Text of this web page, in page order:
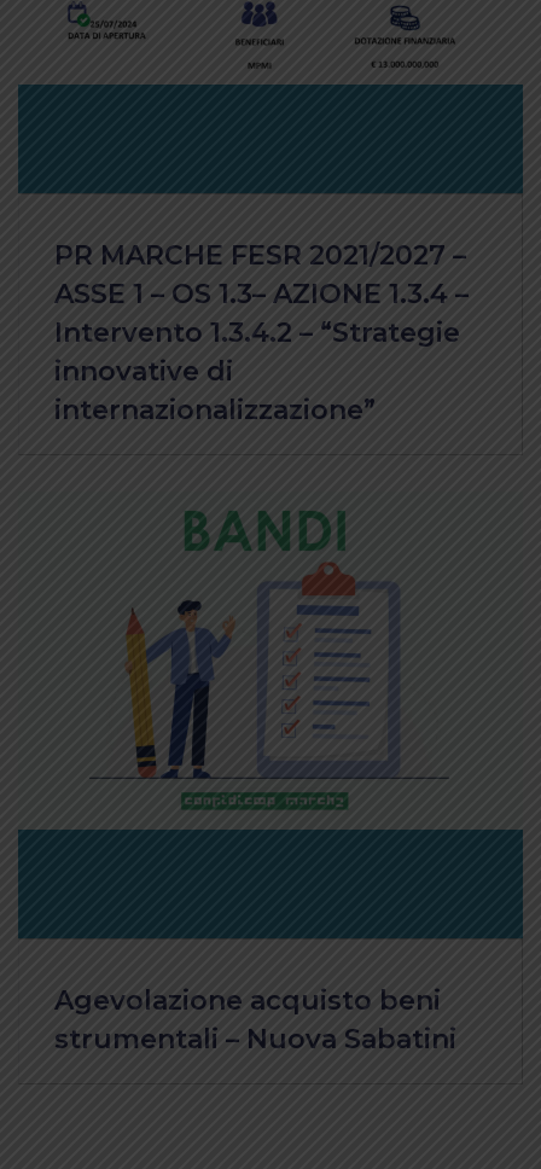
PR MARCHE FESR 2021/2027 –
ASSE 1 – OS 1.3– AZIONE 1.3.4 –
Intervento 1.3.4.2 – “Strategie
innovative di
internazionalizzazione”
Agevolazione acquisto beni
strumentali – Nuova Sabatini